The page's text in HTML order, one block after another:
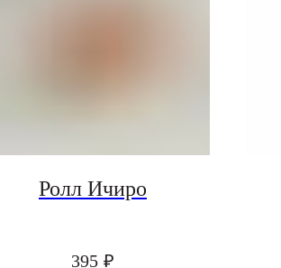
Ролл Ичиро
395 ₽